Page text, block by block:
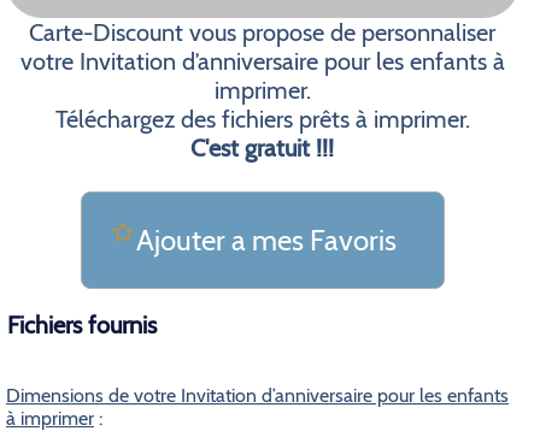
Carte-Discount vous propose de personnaliser
votre Invitation d’anniversaire pour les enfants à
imprimer.
Téléchargez des fichiers prêts à imprimer.
C'est gratuit !!!
Ajouter a mes Favoris
Fichiers fournis
Dimensions de votre Invitation d’anniversaire pour les enfants
à imprimer :